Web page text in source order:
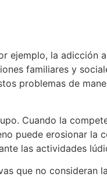
ejemplo, la adicción
familiares y
problemas de
Cuando la
puede erosionar la
las actividades
que no consideran